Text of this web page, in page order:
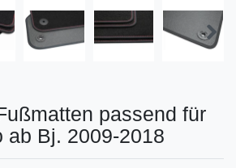
passend für
ab Bj. 2009-2018